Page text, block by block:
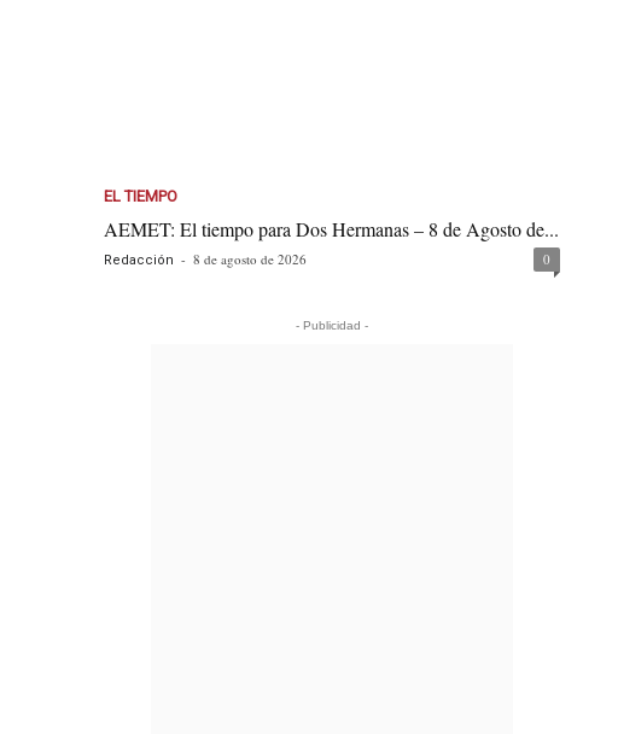
EL TIEMPO
AEMET: El tiempo para Dos Hermanas – 8 de Agosto de...
Redacción - 8 de agosto de 2026 0
- Publicidad -